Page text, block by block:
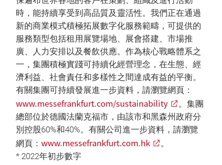
時，能持續享受到高品質及靈活性。我們正在通過
新的商業模式積極拓展數字化服務範疇，可提供的
服務類型包括租用展覽場地、展會搭建、市場推
廣、人力安排以及餐飲供應。作為核心戰略體系之
一，集團積極實踐可持續化經營理念，在生態、經
濟利益、社會責任和多樣性之間達成有益的平衡。
有關集團可持續發展進一步資料，請瀏覽網頁：
www.messefrankfurt.com/sustainability
。集團
總部位於德國法蘭克福市，由該市和黑森州政府分
別控股60%和40%。有關公司進一步資料，請瀏覽
網頁： www.messefrankfurt.com.hk
。
* 2022年初步數字